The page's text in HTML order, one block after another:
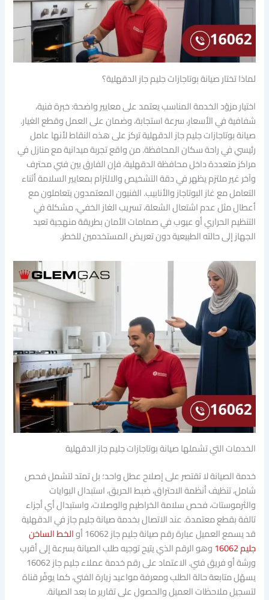
لماذا تختار صيانة بوتاجازات جليم جاز الدقهلية؟
اختيار مزوّد الخدمة المناسب يعتمد على معايير واضحة: خبرة فنية،
شفافية في الأسعار، سرعة استجابة، وضمان على العمل وقطع الغيار.
صيانة بوتاجازات جليم جاز الدقهلية تركز على هذه النقاط لأنها عامل
رئيسي في راحة سكان المحافظة. من واقع تجربة ميدانية مع منازل في
مراكز متعددة داخل محافظة الدقهلية، فإن الفارق بين فني محترف
وآخر غير ملتزم يظهر في دقة التشخيص والالتزام بمعايير السلامة أثناء
التعامل مع غاز البوتاجاز والأنابيب. الفنيون المعتمدون يتعاملون مع
أعطال مثل عدم اشتعال الشعلة، تسريب الغاز الخفي، مشكلة في
التنظيم الحراري أو عيوب في صمامات الأمان بطريقة منهجية تعيد
الجهاز إلى حالته الطبيعية دون تعريض المستخدمين للخطر.
الخدمات التي تشملها صيانة بوتاجازات جليم جاز الدقهلية
خدمة الصيانة لا تقتصر على إصلاح عطل واحد؛ بل تمتد لتشمل فحص
شامل، تنظيف أنظمة الاحتراق، ضبط الحريق، استبدال البوايات
والثرموستات، فحص سلامة الخراطيم والوصلات، واستبدال أي أجزاء
تالفة بقطع معتمدة. عند الاتصال بخدمة صيانة جليم جاز في الدقهلية
قد يسمع العميل عبارة رقم صيانة جليم جاز 16062 أو
الخط الساخن
جليم 16062
وهو الرقم الذي يتيح توجيه طلب الصيانة بسرعة إلى أقرب
ورشة أو فريق فني. الاعتماد على رقم خدمة عملاء جليم جاز 16062
يسهّل متابعة حالة الطلب ومعرفة مواعيد زيارة الفني، كما يوفّر قناة
لتسجيل ملاحظات العميل والحصول على تقارير ما بعد الصيانة.